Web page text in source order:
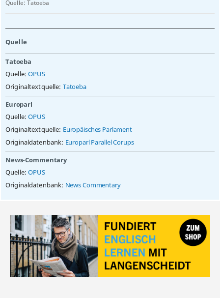
Quelle:Tatoeba
Quelle
Tatoeba
Quelle:OPUS
Originaltextquelle: Tatoeba
Europarl
Quelle:OPUS
Originaltextquelle: Europäisches Parlament
Originaldatenbank: Europarl Parallel Corups
News-Commentary
Quelle:OPUS
Originaldatenbank: News Commentary